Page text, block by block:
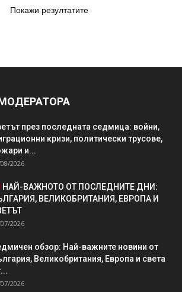
Покажи резултатите
през последната седмица: войни,
кризи, политически трусове,
и...
2026
НАЙ-ВАЖНОТО ОТ ПОСЛЕДНИТЕ ДНИ:
ВЕЛИКОБРИТАНИЯ, ЕВРОПА И
2026
обзор: Най-важните новини от
Великобритания, Европа и света
2026